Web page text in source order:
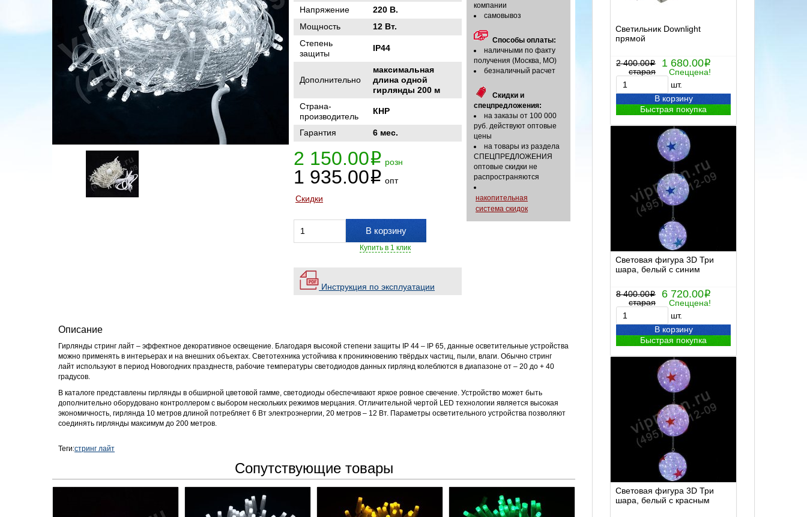
Светильник Downlight
прямой
2 400.00i
старая
1 680.00i
Спеццена!
шт.
В корзину
Быстрая покупка
Световая фигура 3D Три
шара, белый с синим
8 400.00i
старая
6 720.00i
Спеццена!
шт.
В корзину
Быстрая покупка
Световая фигура 3D Три
шара, белый с красным
Напряжение
220 В.
Мощность
12 Вт.
Степень
защиты
IP44
Дополнительно
максимальная
длина одной
гирлянды 200 м
Страна-
производитель
КНР
Гарантия 6 мес.
2 150.00i розн
1 935.00i опт
Скидки
В корзину
Купить в 1 клик
Инструкция по эксплуатации
компании
самовывоз
Способы оплаты:
наличными по факту
получения (Москва, МО)
безналичный расчет
Скидки и
спецпредложения:
на заказы от 100 000
руб. действуют оптовые
цены
на товары из раздела
СПЕЦПРЕДЛОЖЕНИЯ
оптовые скидки не
распространяются
накопительная
система скидок
Описание
Гирлянды стринг лайт – эффектное декоративное освещение. Благодаря высокой степени защиты IP 44 – IP 65, данные осветительные устройства
можно применять в интерьерах и на внешних объектах. Светотехника устойчива к проникновению твёрдых частиц, пыли, влаги. Обычно стринг
лайт используют в период Новогодних празднеств, рабочие температуры светодиодов данных гирлянд колеблются в диапазоне от – 20 до + 40
градусов.
В каталоге представлены гирлянды в обширной цветовой гамме, светодиоды обеспечивают яркое ровное свечение. Устройство может быть
дополнительно оборудовано контроллером с выбором нескольких режимов мерцания. Отличительной чертой LED технологии является высокая
экономичность, гирлянда 10 метров длиной потребляет 6 Вт электроэнергии, 20 метров – 12 Вт. Параметры осветительного устройства позволяют
соединять гирлянды максимум до 200 метров.
Теги:стринг лайт
Сопутствующие товары